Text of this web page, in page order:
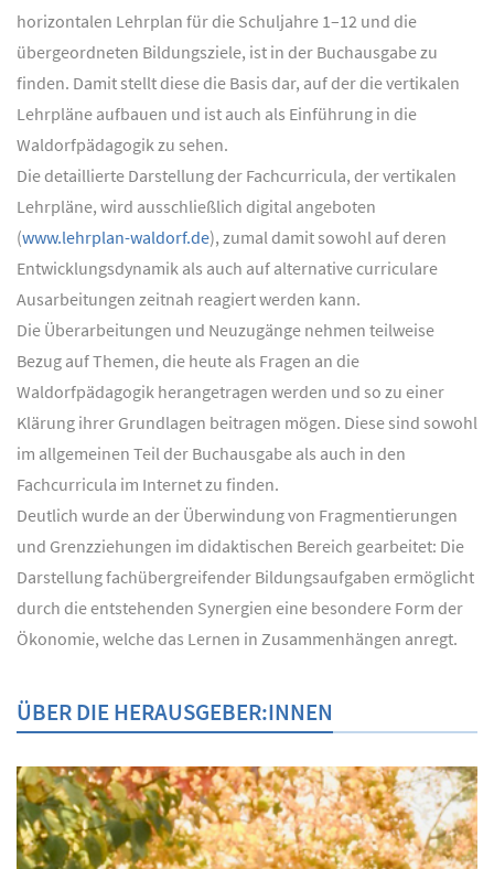
horizontalen Lehrplan für die Schuljahre 1–12 und die
übergeordneten Bildungsziele, ist in der Buchausgabe zu
finden. Damit stellt diese die Basis dar, auf der die vertikalen
Lehrpläne aufbauen und ist auch als Einführung in die
Waldorfpädagogik zu sehen.
Die detaillierte Darstellung der Fachcurricula, der vertikalen
Lehrpläne, wird ausschließlich digital angeboten
(www.lehrplan-waldorf.de), zumal damit sowohl auf deren
Entwicklungsdynamik als auch auf alternative curriculare
Ausarbeitungen zeitnah reagiert werden kann.
Die Überarbeitungen und Neuzugänge nehmen teilweise
Bezug auf Themen, die heute als Fragen an die
Waldorfpädagogik herangetragen werden und so zu einer
Klärung ihrer Grundlagen beitragen mögen. Diese sind sowohl
im allgemeinen Teil der Buchausgabe als auch in den
Fachcurricula im Internet zu finden.
Deutlich wurde an der Überwindung von Fragmentierungen
und Grenzziehungen im didaktischen Bereich gearbeitet: Die
Darstellung fachübergreifender Bildungsaufgaben ermöglicht
durch die entstehenden Synergien eine besondere Form der
Ökonomie, welche das Lernen in Zusammenhängen anregt.
ÜBER DIE HERAUSGEBER:INNEN